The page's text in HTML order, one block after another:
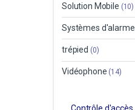
Solution Mobile (10)
Systèmes d'alarme
trépied (0)
Vidéophone (14)